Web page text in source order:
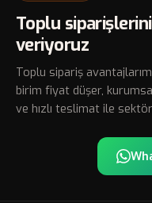
Toplu
veriyoruz
Toplu sipariş
birim fiyat düşer,
ve hızlı teslimat ile